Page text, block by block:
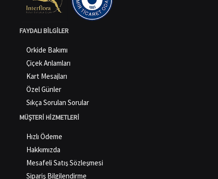
FAYDALI BILGILER
Orkide Bakımı
Çiçek Anlamları
Kart Mesajları
Özel Günler
Sıkça Sorulan Sorular
MÜŞTERI HIZMETLERI
Hızlı Ödeme
Hakkımızda
Mesafeli Satış Sözleşmesi
Sipariş Bilgilendirme